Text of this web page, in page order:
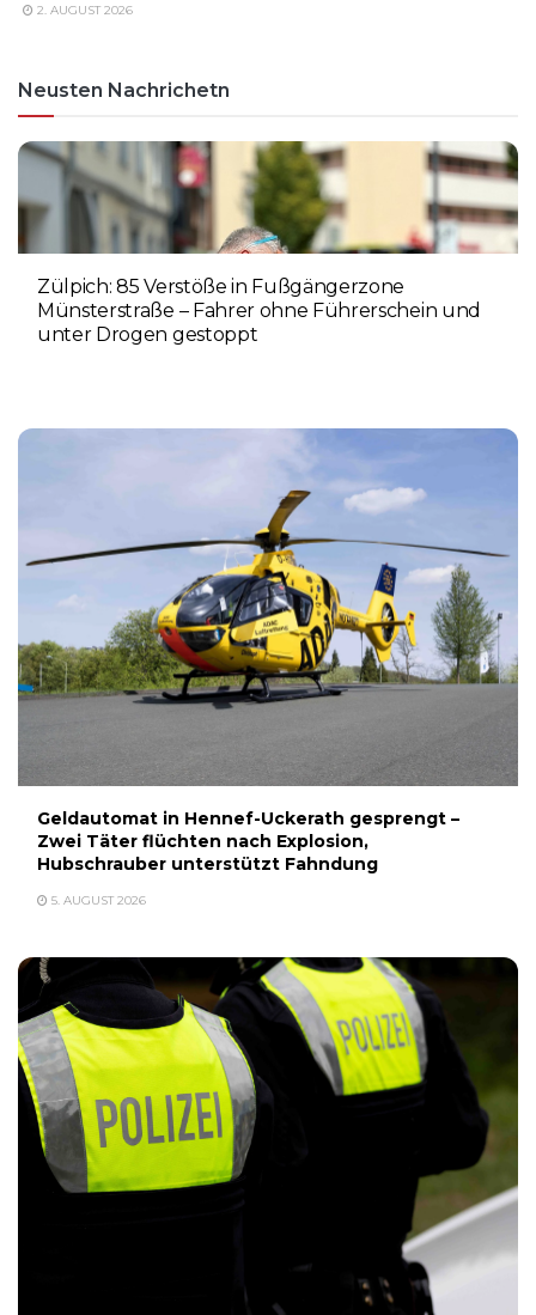
2. AUGUST 2026
Neusten Nachrichetn
Zülpich: 85 Verstöße in Fußgängerzone
Münsterstraße – Fahrer ohne Führerschein und
unter Drogen gestoppt
Geldautomat in Hennef-Uckerath gesprengt –
Zwei Täter flüchten nach Explosion,
Hubschrauber unterstützt Fahndung
5. AUGUST 2026